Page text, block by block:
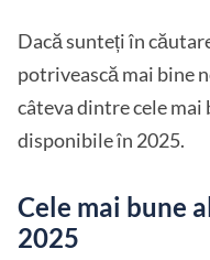
Dacă sunteți în
potrivească mai bine
câteva dintre cele mai
disponibile în 2025.
Cele mai bune
2025